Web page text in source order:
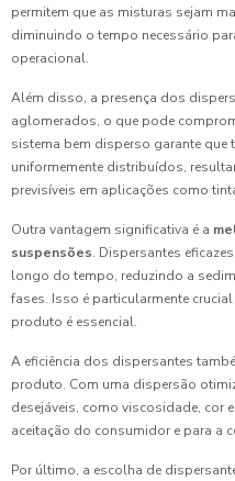
permitem que as misturas sejam
diminuindo o tempo necessário
operacional.
Além disso, a presença dos
aglomerados, o que pode
sistema bem disperso garante
uniformemente distribuídos,
previsíveis em aplicações como
Outra vantagem significativa é a
suspensões. Dispersantes
longo do tempo, reduzindo a
fases. Isso é particularmente
produto é essencial.
A eficiência dos dispersantes
produto. Com uma dispersão
desejáveis, como viscosidade, cor
aceitação do consumidor e para a
Por último, a escolha de